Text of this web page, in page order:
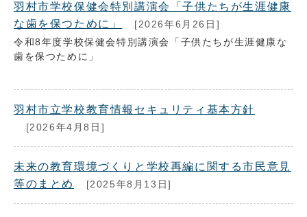
羽村市学校保健会特別講演会「子供たちが生涯健康
な歯を保つために」
[2026年6月26日]
令和8年度学校保健会特別講演会「子供たちが生涯健康な
歯を保つために」
羽村市立学校教育情報セキュリティ基本方針
[2026年4月8日]
未来の教育環境づくりと学校再編に関する市民意見
等のまとめ
[2025年8月13日]